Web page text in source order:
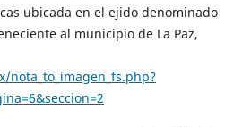
ubicada en el ejido denominado
al municipio de La Paz,